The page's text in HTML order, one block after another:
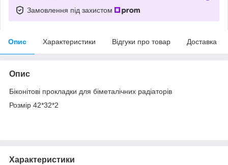
Замовлення під захистом
Опис Характеристики Відгуки про товар Доставка
Опис
Біконітові прокладки для біметалічних радіаторів
Розмір 42*32*2
Характеристики